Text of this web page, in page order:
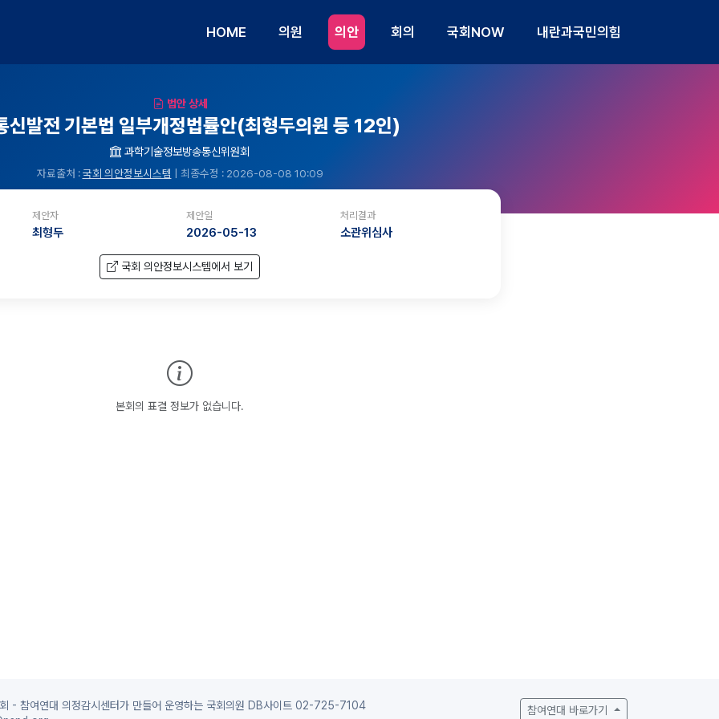
HOME 의원 의안 회의 국회NOW 내란과국민의힘
법안 상세
신발전 기본법 일부개정법률안(최형두의원 등 12인)
과학기술정보방송통신위원회
자료출처 :국회 의안정보시스템 | 최종수정 : 2026-08-08 10:09
제안자
최형두
제안일
2026-05-13
처리결과
소관위심사
국회 의안정보시스템에서 보기
본회의 표결 정보가 없습니다.
- 참여연대 의정감시센터가 만들어 운영하는 국회의원 DB사이트 02-725-7104
참여연대 바로가기